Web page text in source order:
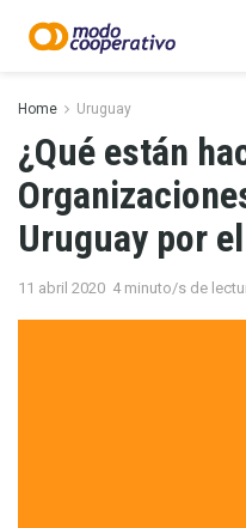
Home Uruguay
¿Qué están
Uruguay por
11 abril 2020 4 minuto/s de